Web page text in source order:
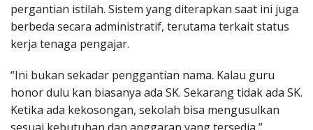
pergantian istilah. Sistem yang diterapkan saat ini juga
berbeda secara administratif, terutama terkait status
kerja tenaga pengajar.
“Ini bukan sekadar penggantian nama. Kalau guru
honor dulu kan biasanya ada SK. Sekarang tidak ada SK.
Ketika ada kekosongan, sekolah bisa mengusulkan
sesuai kebutuhan dan anggaran yang tersedia,”